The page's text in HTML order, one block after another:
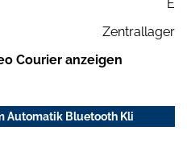
E
Zentrallager
Courier anzeigen
Automatik Bluetooth Kli